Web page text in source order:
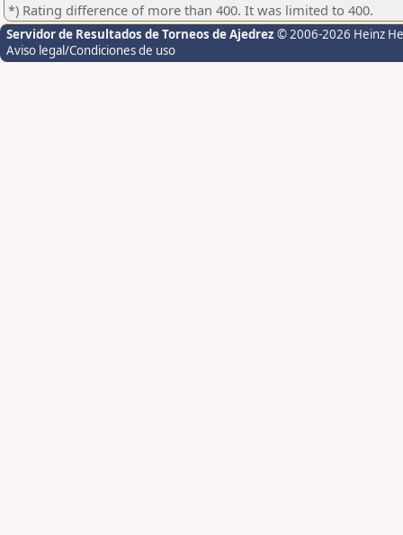
*) Rating difference of more than 400. It was limited to 400.
Servidor de Resultados de Torneos de Ajedrez © 2006-2026 Heinz
Aviso legal/Condiciones de uso